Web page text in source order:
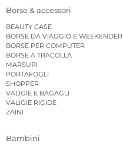
Borse & accessori
BEAUTY CASE
BORSE DA VIAGGIO E WEEKENDER
BORSE PER COMPUTER
BORSE A TRACOLLA
MARSUPI
PORTAFOGLI
SHOPPER
VALIGIE E BAGAGLI
VALIGIE RIGIDE
ZAINI
Bambini